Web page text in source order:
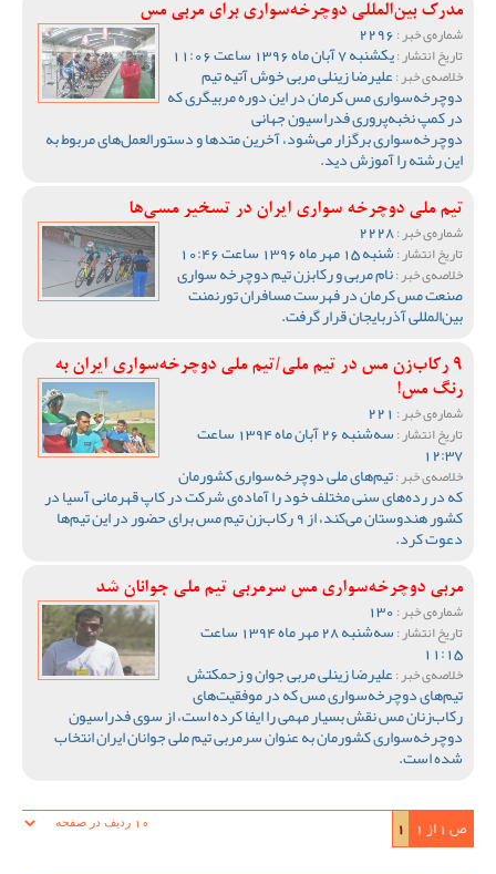
مدرک بین‌المللی دوچرخه‌سواری برای مربی مس
شماره‌ی خبر :
تاریخ انتشار :یکشنبه 7 آبان ماه 1396 ساعت 11:06
خلاصه‌ی خبر :علیرضا زینلی مربی خوش‌ آتیه تیم
دوچرخه‌سواری مس کرمان در این دوره مربیگری که
در کمپ نخبه‌پروری فدراسیون جهانی
دوچرخه‌سواری برگزار می‌شود، آخرین متدها و دستورالعمل‌های مربوط به
این رشته را آموزش دید.
تیم ملی دوچرخه سواری ایران در تسخیر مسی‌ها
شماره‌ی خبر :
تاریخ انتشار :شنبه 15 مهر ماه 1396 ساعت 10:46
خلاصه‌ی خبر :نام مربی و رکابزن تیم دوچرخه سواری
صنعت مس کرمان در فهرست مسافران تورنمنت
بین‌المللی آذربایجان قرار گرفت.
9 رکاب‌زن مس در تیم ملی/تیم ملی دوچرخه‌سواری ایران به
رنگ مس!
شماره‌ی خبر :
تاریخ انتشار : سه‌شنبه 26 آبان ماه 1394 ساعت
12:37
خلاصه‌ی خبر :تیم‌های ملی دوچرخه‌سواری کشورمان
که در رده‌های سنی مختلف خود را آماده‌ی شرکت در کاپ قهرمانی آسیا در
کشور هندوستان می‌کند، از 9 رکاب‌زن تیم مس برای حضور در این تیم‌ها
دعوت کرد.
مربی دوچرخه‌سواری مس سرمربی تیم ملی جوانان شد
شماره‌ی خبر :
تاریخ انتشار : سه‌شنبه 28 مهر ماه 1394 ساعت
11:15
خلاصه‌ی خبر :علیرضا زینلی مربی جوان و زحمکتش
تیم‌های دوچرخه‌سواری مس که در موفقیت‌های
رکاب‌زنان مس نقش بسیار مهمی را ایفا کرده است، از سوی فدراسیون
دوچرخه‌سواری کشورمان به عنوان سرمربی تیم ملی جوانان ایران انتخاب
شده است.
ص 1 از 1 1